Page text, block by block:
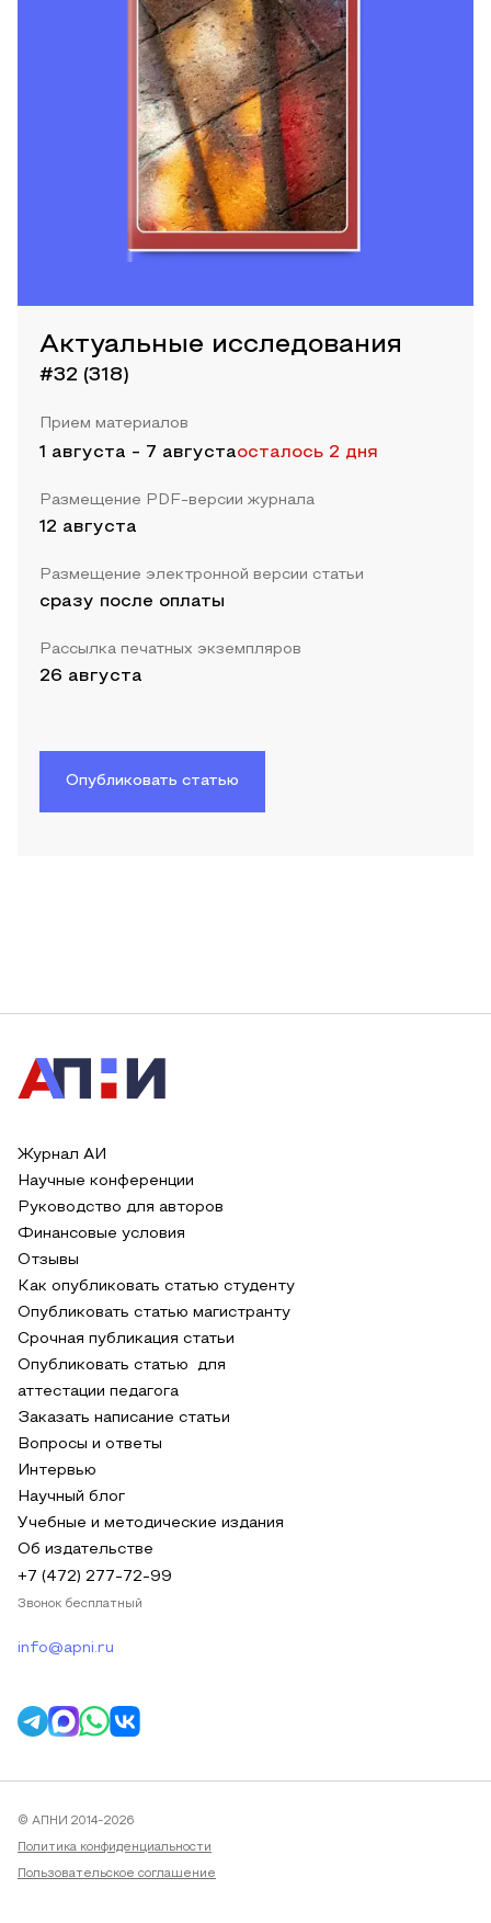
Актуальные исследования
#32 (318)
Прием материалов
1 августа - 7 августаосталось 2 дня
Размещение PDF-версии журнала
12 августа
Размещение электронной версии статьи
сразу после оплаты
Рассылка печатных экземпляров
26 августа
Опубликовать статью
Журнал АИ
Научные конференции
Руководство для авторов
Финансовые условия
Отзывы
Как опубликовать статью студенту
Опубликовать статью магистранту
Срочная публикация статьи
Опубликовать статью для
аттестации педагога
Заказать написание статьи
Вопросы и ответы
Интервью
Научный блог
Учебные и методические издания
Об издательстве
+7 (472) 277-72-99
Звонок бесплатный
info@apni.ru
© АПНИ 2014-2026
Политика конфиденциальности
Пользовательское соглашение